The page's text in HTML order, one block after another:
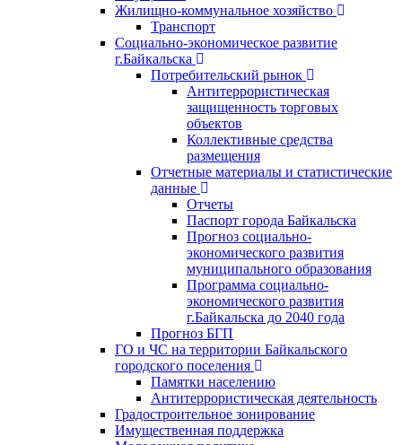
Жилищно-коммунальное хозяйство
Транспорт
Социально-экономическое развитие
г.Байкальска
Потребительский рынок
Антитеррористическая
защищенность торговых
объектов
Коллективные средства
размещения
Отчетные материалы и статистические
данные
Отчеты
Паспорт города Байкальска
Прогноз социально-
экономического развития
муниципального образования
Программа социально-
экономического развития
г.Байкальска до 2040 года
Прогноз БГП
ГО и ЧС на территории Байкальского
городского поселения
Памятки населению
Антитеррористическая деятельность
Градостроительное зонирование
Имущественная поддержка